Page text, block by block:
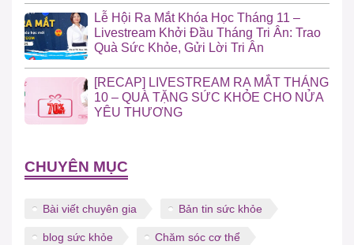
Lễ Hội Ra Mắt Khóa Học Tháng 11 –
Livestream Khởi Đầu Tháng Tri Ân: Trao
Quà Sức Khỏe, Gửi Lời Tri Ân
[RECAP] LIVESTREAM RA MẮT THÁNG
10 – QUÀ TẶNG SỨC KHỎE CHO NỬA
YÊU THƯƠNG
CHUYÊN MỤC
Bài viết chuyên gia Bản tin sức khỏe
blog sức khỏe Chăm sóc cơ thể